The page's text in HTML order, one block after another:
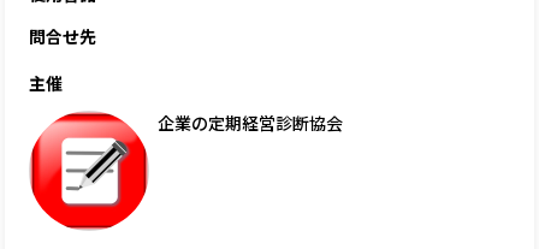
問合せ先
主催
企業の定期経営診断協会